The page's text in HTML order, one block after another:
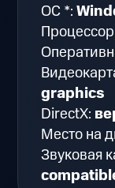
ОС *:
graphics
DirectX:
Место на
Звуковая